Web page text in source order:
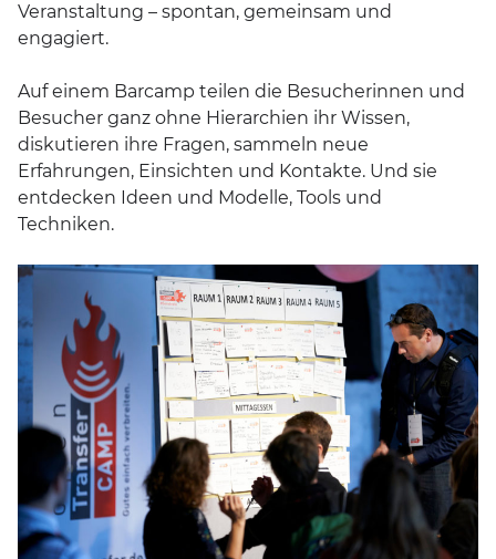
Veranstaltung – spontan, gemeinsam und
engagiert.
Auf einem Barcamp teilen die Besucherinnen und
Besucher ganz ohne Hierarchien ihr Wissen,
diskutieren ihre Fragen, sammeln neue
Erfahrungen, Einsichten und Kontakte. Und sie
entdecken Ideen und Modelle, Tools und
Techniken.